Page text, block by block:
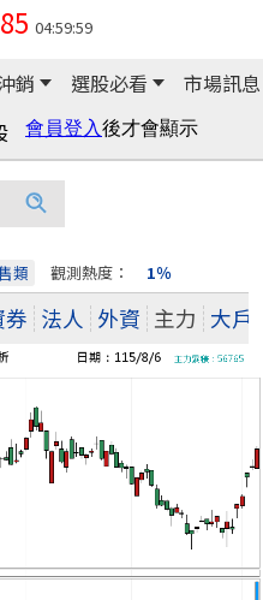
04:59:59
銷 選股必看
市場訊息
類 觀測熱度： 1％
券 法人 外資 主力 大戶